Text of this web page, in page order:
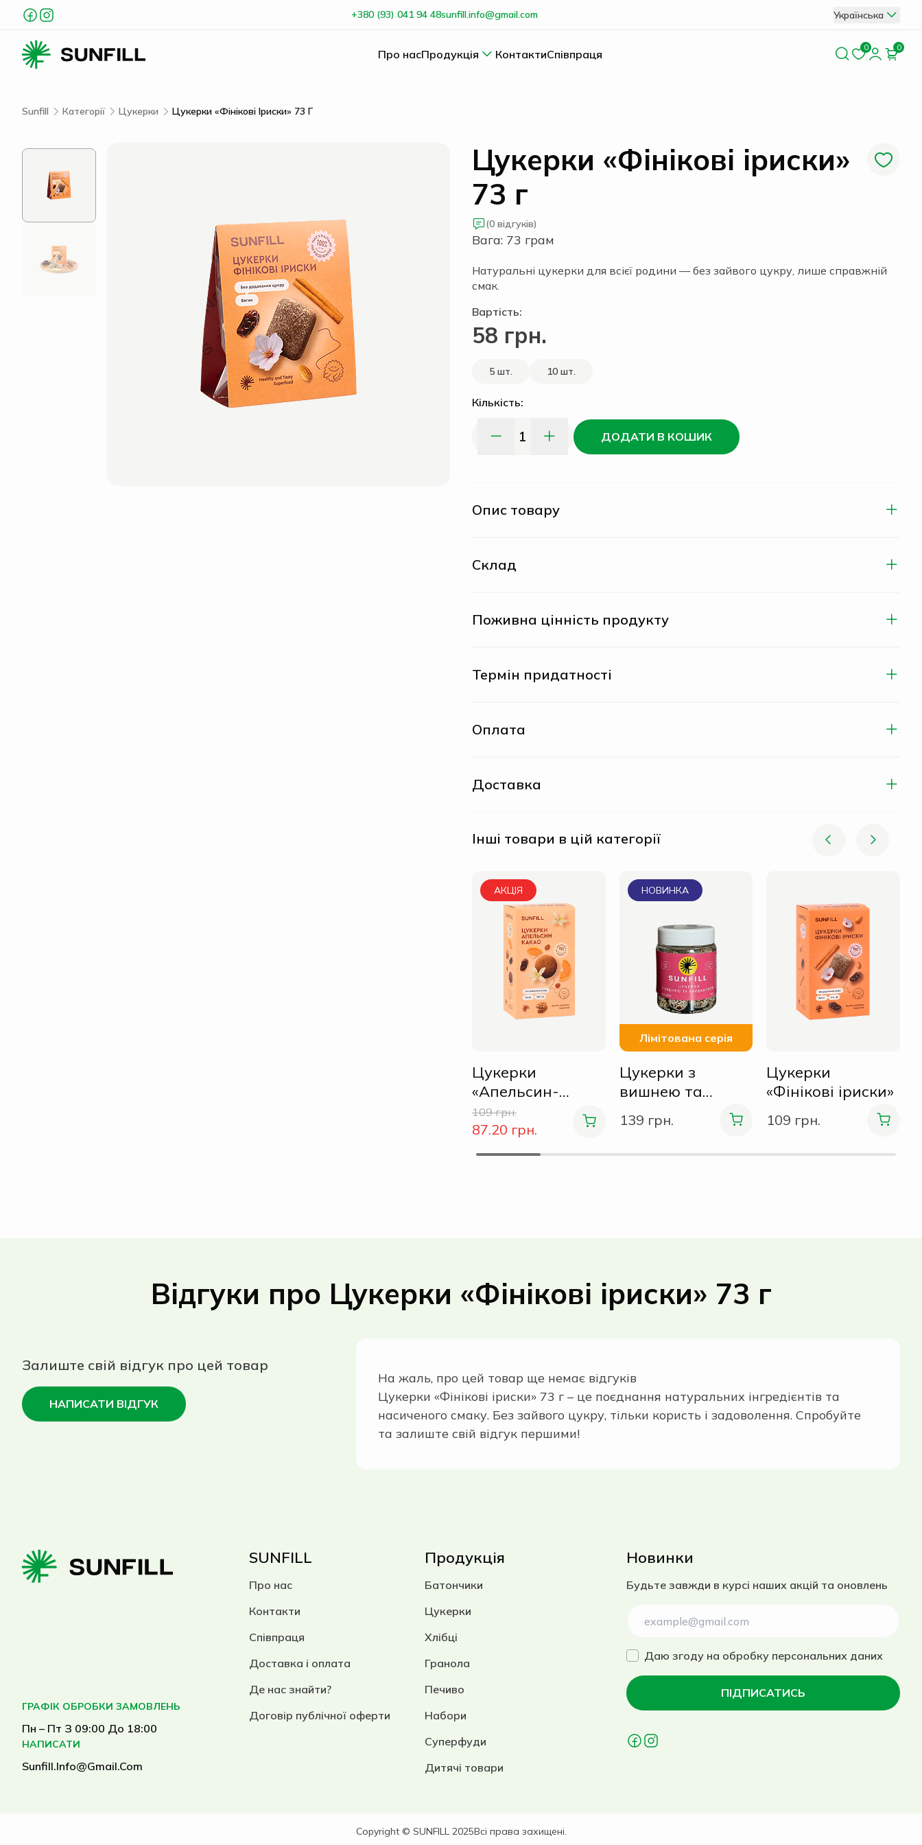
+380 (93) 041 94 48sunfill.info@gmail.com Українська
Про насПродукція КонтактиСпівпраця
0 0
Sunfill Категорії Цукерки Цукерки «Фінікові Іриски» 73 Г
Цукерки «Фінікові іриски»
73 г
(0 відгуків)
Вага: 73 грам
Натуральні цукерки для всієї родини — без зайвого цукру, лише справжній
смак.
Вартість:
58 грн.
5 шт. 10 шт.
Кількість:
1 ДОДАТИ В КОШИК
Опис товару
Склад
Поживна цінність продукту
Термін придатності
Оплата
Доставка
Інші товари в цій категорії
АКЦІЯ
Цукерки
«Апельсин-
какао»
109 грн.
87.20 грн.
НОВИНКА
Лімітована серія
Цукерки з
вишнею та
кардамоном 160
г
139 грн.
Цукерки
«Фінікові іриски»
109 грн.
Відгуки про Цукерки «Фінікові іриски» 73 г
Залиште свій відгук про цей товар
НАПИСАТИ ВІДГУК
На жаль, про цей товар ще немає відгуків
Цукерки «Фінікові іриски» 73 г – це поєднання натуральних інгредієнтів та
насиченого смаку. Без зайвого цукру, тільки користь і задоволення. Спробуйте
та залиште свій відгук першими!
ГРАФІК ОБРОБКИ ЗАМОВЛЕНЬ
Пн – Пт З 09:00 До 18:00
НАПИСАТИ
Sunfill.info@gmail.com
SUNFILL
Про нас
Контакти
Співпраця
Доставка і оплата
Де нас знайти?
Договір публічної оферти
Продукція
Батончики
Цукерки
Хлібці
Гранола
Печиво
Набори
Суперфуди
Дитячі товари
Новинки
Будьте завжди в курсі наших акцій та оновлень
Даю згоду на обробку персональних даних
ПІДПИСАТИСЬ
Copyright © SUNFILL 2025Всі права захищені.